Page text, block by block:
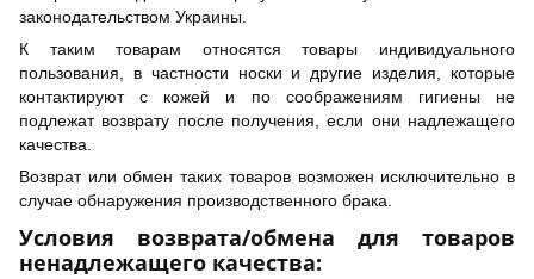
законодательством Украины.
К таким товарам относятся товары индивидуального
пользования, в частности носки и другие изделия, которые
контактируют с кожей и по соображениям гигиены не
подлежат возврату после получения, если они надлежащего
качества.
Возврат или обмен таких товаров возможен исключительно в
случае обнаружения производственного брака.
Условия возврата/обмена для товаров
ненадлежащего качества: